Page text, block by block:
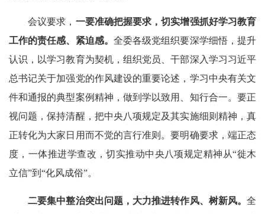
会议要求， 一要准确把握要求，切实增强抓好学习教育
工作的责任感、紧迫感。 全委各级党组织要深学细悟，提升
认识，以学习教育为契机，组织党员、干部深入学习习近平
总书记关于加强党的作风建设的重要论述，学习中央有关文
件和通报的典型案例精神，做到学以致用、知行合一。要正
视问题，保持清醒，把中央八项规定及其实施细则精神，真
正转化为大家日用而不觉的言行准则。要明确要求，端正态
度，一体推进学查改，切实推动中央八项规定精神从“徙木
立信”到“化风成俗”。
二要集中整治突出问题，大力推进转作风、树新风。全